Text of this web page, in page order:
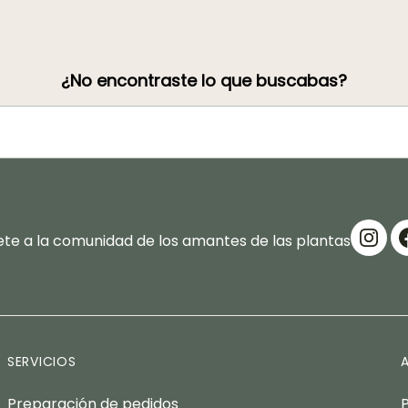
¿No encontraste lo que buscabas?
a la comunidad de los amantes de las plantas
SERVICIOS